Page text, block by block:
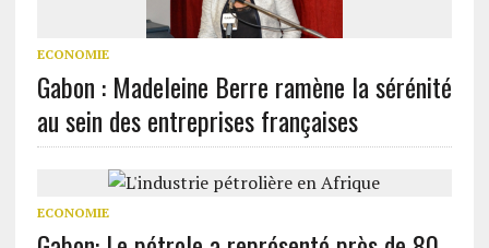
ECONOMIE
Gabon : Madeleine Berre ramène la sérénité
au sein des entreprises françaises
ECONOMIE